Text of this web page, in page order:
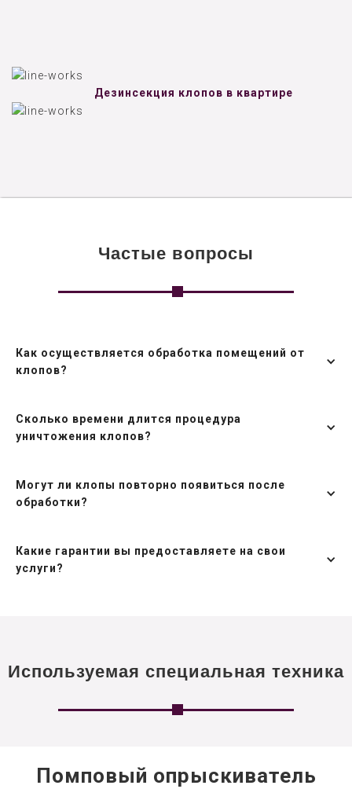
Дезинсекция клопов в квартире
Частые вопросы
Как осуществляется обработка помещений от
клопов?
Сколько времени длится процедура
уничтожения клопов?
Могут ли клопы повторно появиться после
обработки?
Какие гарантии вы предоставляете на свои
услуги?
Используемая специальная техника
Помповый опрыскиватель